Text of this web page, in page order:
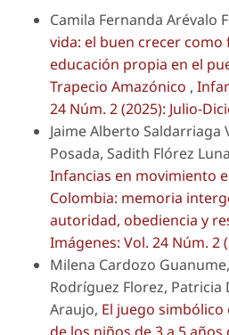
Camila Fernanda Arévalo
vida: el buen crecer
educación propia en el
Trapecio Amazónico ,
24 Núm. 2 (2025): Julio-
Jaime Alberto Saldarriaga
Posada, Sadith Flórez
Infancias en movimiento
Colombia: memoria
autoridad, obediencia y
Imágenes: Vol. 24 Núm. 2
Milena Cardozo
Rodríguez Florez,
Araujo, El juego
de los niños de 3 a 5 años